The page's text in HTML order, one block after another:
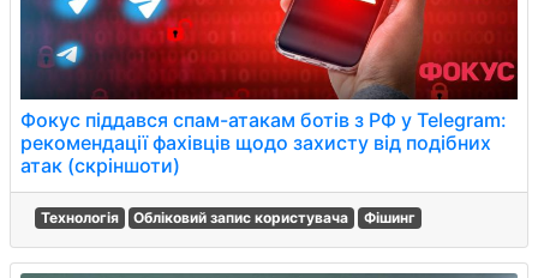
Фокус піддався спам-атакам ботів з РФ у Telegram:
рекомендації фахівців щодо захисту від подібних
атак (скріншоти)
Технологія Обліковий запис користувача Фішинг